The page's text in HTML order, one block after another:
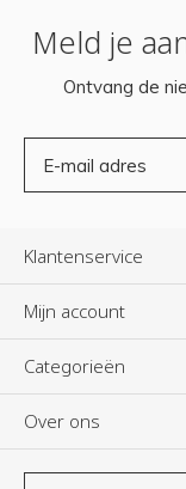
Meld je
Ontvang de
Klantenservice
Mijn account
Categorieën
Over ons